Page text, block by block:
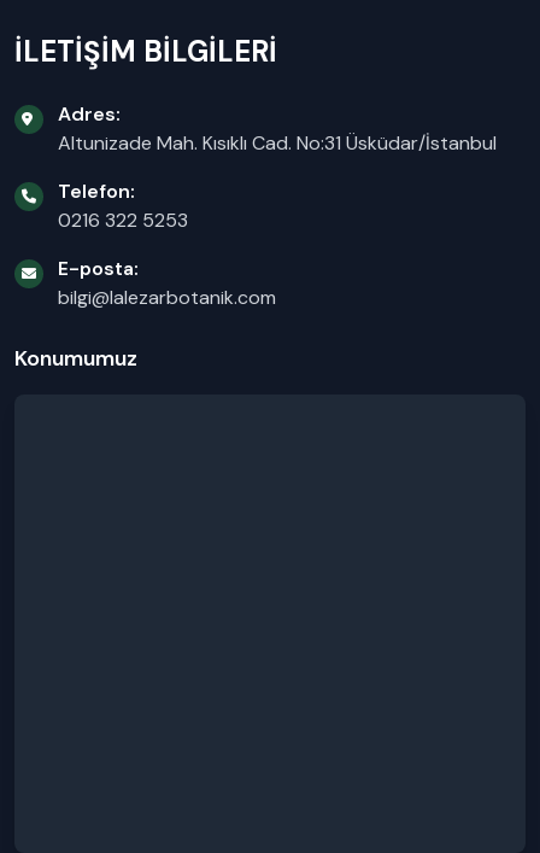
İLETİŞİM BİLGİLERİ
Adres:
Altunizade Mah. Kısıklı Cad. No:31 Üsküdar/İstanbul
Telefon:
0216 322 5253
E-posta:
bilgi@lalezarbotanik.com
Konumumuz